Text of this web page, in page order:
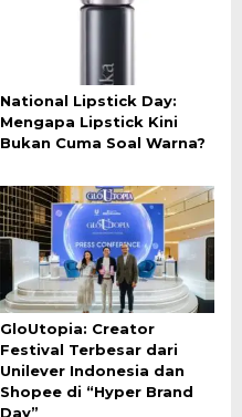
National Lipstick Day:
Mengapa Lipstick Kini
Bukan Cuma Soal Warna?
GloUtopia: Creator
Festival Terbesar dari
Unilever Indonesia dan
Shopee di “Hyper Brand
Day”